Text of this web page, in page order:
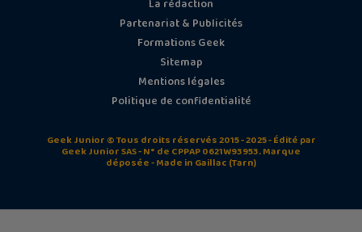
La rédaction
Partenariat & Publicités
Formations Geek
Sitemap
Mentions légales
Politique de confidentialité
Geek Junior © Tous droits réservés 2015 - 2025 - Édité par
Geek Junior SAS - N° de CPPAP 0621W93953. Marque
déposée - Made in Gaillac (Tarn)